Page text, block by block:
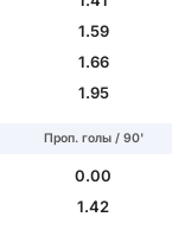
1.59
1.66
1.95
Проп. голы / 90'
0.00
1.42